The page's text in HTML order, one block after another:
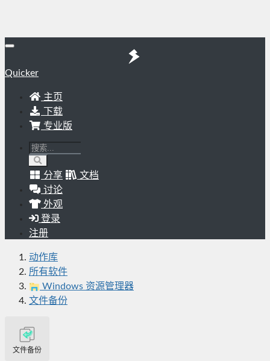
Quicker
主页
下载
专业版
分享
文档
讨论
外观
登录
注册
动作库
所有软件
Windows 资源管理器
文件备份
文件备份